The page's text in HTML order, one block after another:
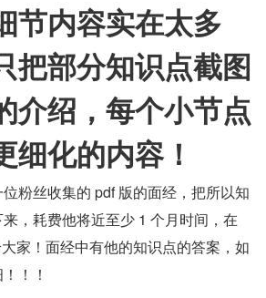
节内容实在太多
把部分知识点截图
介绍，每个小节点
细化的内容！
粉丝收集的 pdf 版的面经，把所以知
，耗费他将近至少 1 个月时间，在
家！面经中有他的知识点的答案，如
！！